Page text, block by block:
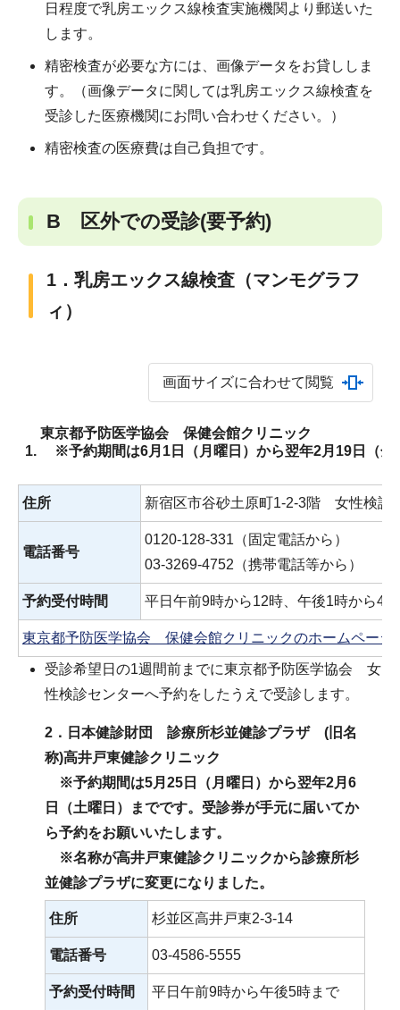
日程度で乳房エックス線検査実施機関より郵送いた
します。
精密検査が必要な方には、画像データをお貸ししま
す。（画像データに関しては乳房エックス線検査を
受診した医療機関にお問い合わせください。）
精密検査の医療費は自己負担です。
B 区外での受診(要予約)
1．乳房エックス線検査（マンモグラフ
ィ）
画面サイズに合わせて閲覧
東京都予防医学協会 保健会館クリニック
※予約期間は6月1日（月曜日）から翌年2月19日（金
住所 新宿区市谷砂土原町1-2-3階 女性検診
電話番号
0120-128-331（固定電話から）
03-3269-4752（携帯電話等から）
予約受付時間 平日午前9時から12時、午後1時から4
東京都予防医学協会 保健会館クリニックのホームページ
受診希望日の1週間前までに東京都予防医学協会 女
性検診センターへ予約をしたうえで受診します。
2．日本健診財団 診療所杉並健診プラザ (旧名
称)高井戸東健診クリニック
※予約期間は5月25日（月曜日）から翌年2月6
日（土曜日）までです。受診券が手元に届いてか
ら予約をお願いいたします。
※名称が高井戸東健診クリニックから診療所杉
並健診プラザに変更になりました。
住所 杉並区高井戸東2-3-14
電話番号 03-4586-5555
予約受付時間 平日午前9時から午後5時まで